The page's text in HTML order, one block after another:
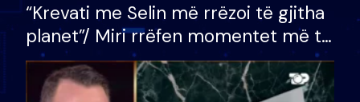
“Krevati me Selin më rrëzoi të gjitha
planet”/ Miri rrëfen momentet më të
bukura në shtëpinë e BB VIP: Do më
mungojë zilja e mëngjesit kur…